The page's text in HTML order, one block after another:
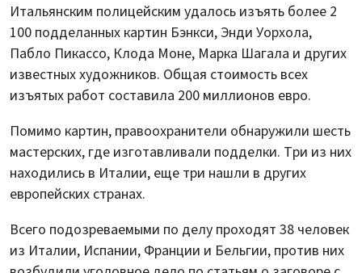
Итальянским полицейским удалось изъять более 2
100 подделанных картин Бэнкси, Энди Уорхола,
Пабло Пикассо, Клода Моне, Марка Шагала и других
известных художников. Общая стоимость всех
изъятых работ составила 200 миллионов евро.
Помимо картин, правоохранители обнаружили шесть
мастерских, где изготавливали подделки. Три из них
находились в Италии, еще три нашли в других
европейских странах.
Всего подозреваемыми по делу проходят 38 человек
из Италии, Испании, Франции и Бельгии, против них